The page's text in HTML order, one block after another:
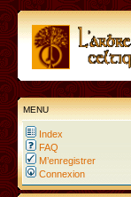
MENU
Index
FAQ
M’enregistrer
Connexion